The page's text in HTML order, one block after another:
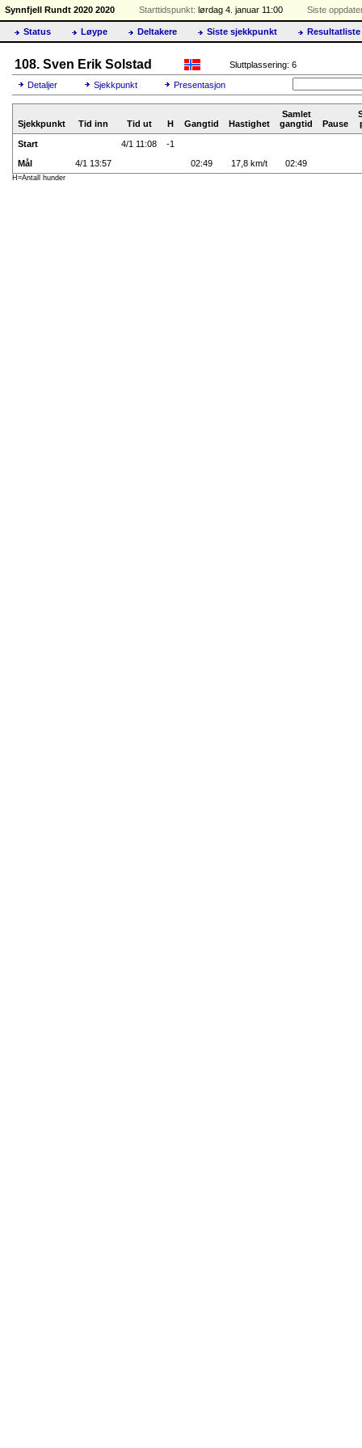
Synnfjell Rundt 2020 2020 Starttidspunkt: lørdag 4. januar 11:00 Siste
Status Løype Deltakere Siste sjekkpunkt Resultatliste
108. Sven Erik Solstad Sluttplassering: 6
Detaljer Sjekkpunkt Presentasjon
Sjekkpunkt Tid inn Tid ut H Gangtid Hastighet
Samlet
gangtid
Pause
Start 4/1 11:08
-1
Mål
4/1 13:57 02:49 17,8 km/t 02:49
H=Antall hunder